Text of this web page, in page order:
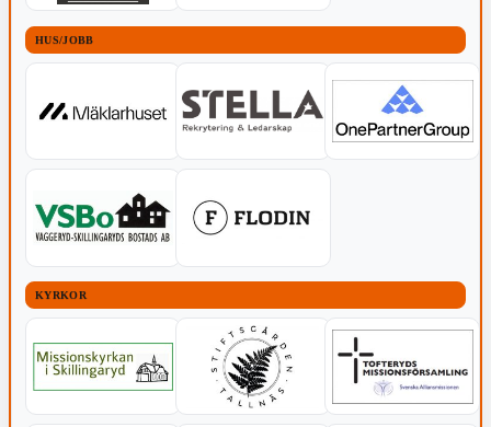
HUS/JOBB
KYRKOR